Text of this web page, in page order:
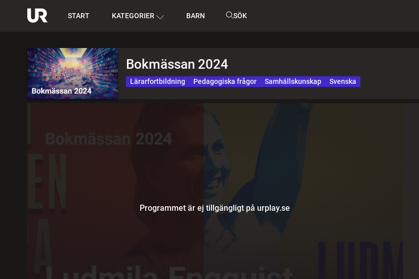
START KATEGORIER BARN SÖK
Bokmässan 2024
Lärarfortbildning Pedagogiska frågor Samhällskunskap Svenska
Programmet är ej tillgängligt på urplay.se